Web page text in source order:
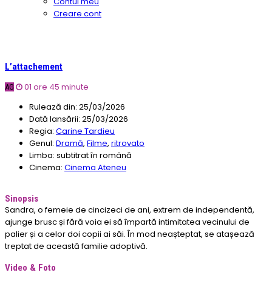
Creare cont
L’attachement
AG
01 ore 45 minute
Rulează din: 25/03/2026
Dată lansării: 25/03/2026
Regia: Carine Tardieu
Genul: Dramă, Filme, ritrovato
Limba: subtitrat în română
Cinema: Cinema Ateneu
Sinopsis
Sandra, o femeie de cincizeci de ani, extrem de independentă,
ajunge brusc și fără voia ei să împartă intimitatea vecinului de
palier și a celor doi copii ai săi. În mod neașteptat, se atașează
treptat de această familie adoptivă.
Video & Foto